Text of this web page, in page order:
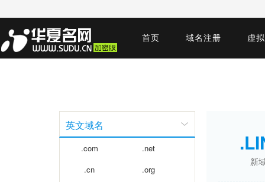
首页 域名注册 虚
英文域名
.com
.net
.cn
.org
新